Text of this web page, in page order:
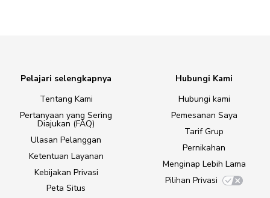
Pelajari selengkapnya
Tentang Kami
Pertanyaan yang Sering
Diajukan (FAQ)
Ulasan Pelanggan
Ketentuan Layanan
Kebijakan Privasi
Peta Situs
Hubungi Kami
Hubungi kami
Pemesanan Saya
Tarif Grup
Pernikahan
Menginap Lebih Lama
Pilihan Privasi